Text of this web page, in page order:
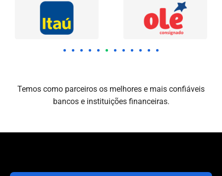
Temos como parceiros os melhores e mais confiáveis
bancos e instituições financeiras.